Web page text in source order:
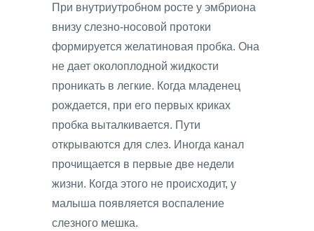
При внутриутробном росте у эмбриона
внизу слезно-носовой протоки
формируется желатиновая пробка. Она
не дает околоплодной жидкости
проникать в легкие. Когда младенец
рождается, при его первых криках
пробка выталкивается. Пути
открываются для слез. Иногда канал
прочищается в первые две недели
жизни. Когда этого не происходит, у
малыша появляется воспаление
слезного мешка.